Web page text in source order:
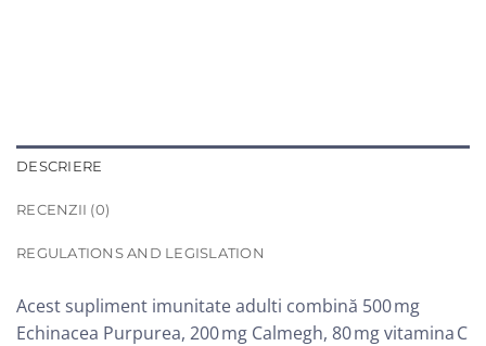
DESCRIERE
RECENZII (0)
REGULATIONS AND LEGISLATION
Acest supliment imunitate adulti combină 500 mg
Echinacea Purpurea, 200 mg Calmegh, 80 mg vitamina C